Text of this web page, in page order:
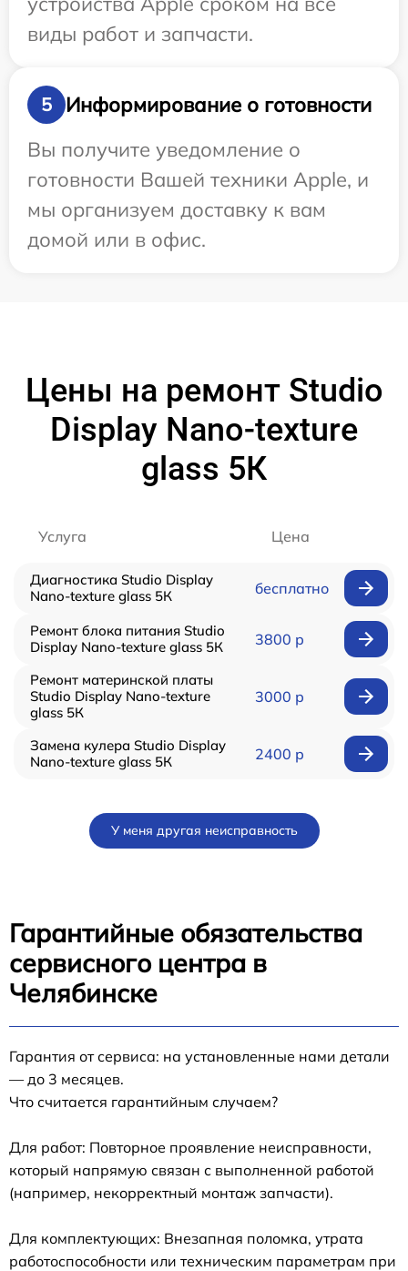
виды работ и запчасти.
5
Информирование о готовности
Вы получите уведомление о
готовности Вашей техники Apple, и
мы организуем доставку к вам
домой или в офис.
Цены на ремонт Studio
Display Nano-texture
glass 5К
Услуга Цена
Диагностика Studio Display
Nano-texture glass 5К
бесплатно
Ремонт блока питания Studio
Display Nano-texture glass 5К
3800 р
Ремонт материнской платы
Studio Display Nano-texture
glass 5К
3000 р
Замена кулера Studio Display
Nano-texture glass 5К
2400 р
У меня другая неисправность
Гарантийные обязательства
сервисного центра в
Челябинске
Гарантия от сервиса: на установленные нами детали
— до 3 месяцев.
Что считается гарантийным случаем?
Для работ: Повторное проявление неисправности,
который напрямую связан с выполненной работой
(например, некорректный монтаж запчасти).
Для комплектующих: Внезапная поломка, утрата
работоспособности или техническим параметрам при